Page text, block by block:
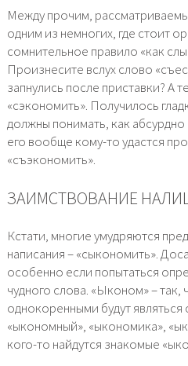
Между прочим,
одним из немногих, где стоит
сомнительное правило «как
Произнесите вслух слово
запнулись после приставки? А
«сэкономить». Получилось
должны понимать, как абсурдно
его вообще кому-то удастся
«съэкономить».
ЗАИМСТВОВАНИЕ
Кстати, многие умудряются
написания – «сыкономить».
особенно если попытаться
чудного слова. «Ыконом» –
однокоренными будут
«ыкономный», «ыкономика»,
кого-то найдутся знакомые